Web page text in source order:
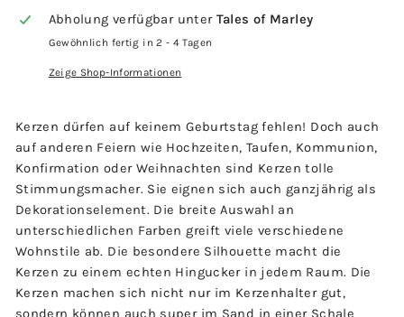
Abholung verfügbar unter Tales of Marley
Gewöhnlich fertig in 2 - 4 Tagen
Zeige Shop-Informationen
Kerzen dürfen auf keinem Geburtstag fehlen! Doch auch
auf anderen Feiern wie Hochzeiten, Taufen, Kommunion,
Konfirmation oder Weihnachten sind Kerzen tolle
Stimmungsmacher. Sie eignen sich auch ganzjährig als
Dekorationselement. Die breite Auswahl an
unterschiedlichen Farben greift viele verschiedene
Wohnstile ab. Die besondere Silhouette macht die
Kerzen zu einem echten Hingucker in jedem Raum. Die
Kerzen machen sich nicht nur im Kerzenhalter gut,